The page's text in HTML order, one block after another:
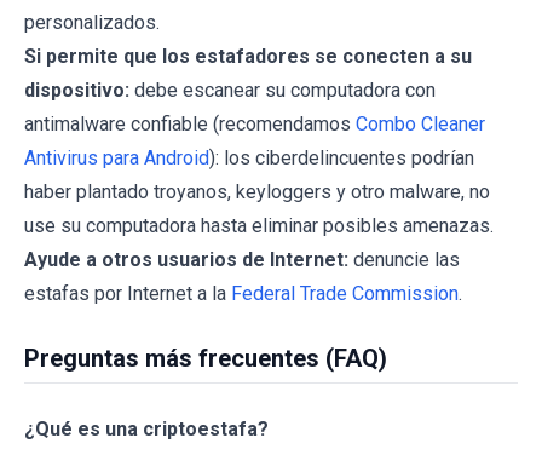
personalizados.
Si permite que los estafadores se conecten a su
dispositivo: debe escanear su computadora con
antimalware confiable (recomendamos Combo Cleaner
Antivirus para Android): los ciberdelincuentes podrían
haber plantado troyanos, keyloggers y otro malware, no
use su computadora hasta eliminar posibles amenazas.
Ayude a otros usuarios de Internet: denuncie las
estafas por Internet a la Federal Trade Commission.
Preguntas más frecuentes (FAQ)
¿Qué es una criptoestafa?